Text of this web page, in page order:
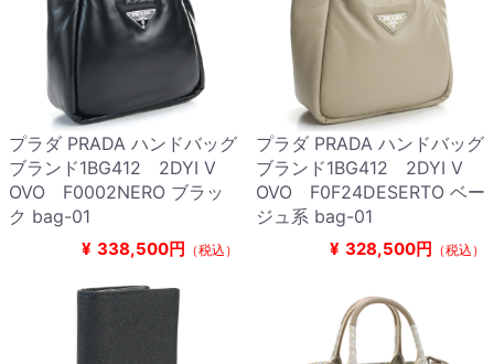
プラダ PRADA ハンドバッグ
ブランド1BG412 2DYI V
OVO F0002NERO ブラッ
ク bag-01
¥ 338,500円 （税込）
プラダ PRADA ハンドバッグ
ブランド1BG412 2DYI V
OVO F0F24DESERTO ベー
ジュ系 bag-01
¥ 328,500円 （税込）